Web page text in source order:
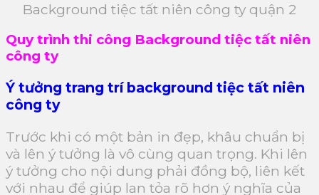
Background tiệc tất niên công ty quận 2
Quy trình thi công Background tiệc tất niên
công ty
Ý tưởng trang trí background tiệc tất niên
công ty
Trước khi có một bản in đẹp, khâu chuẩn bị
và lên ý tưởng là vô cùng quan trọng. Khi lên
ý tưởng cho nội dung phải đồng bộ, liên kết
với nhau để giúp lan tỏa rõ hơn ý nghĩa của